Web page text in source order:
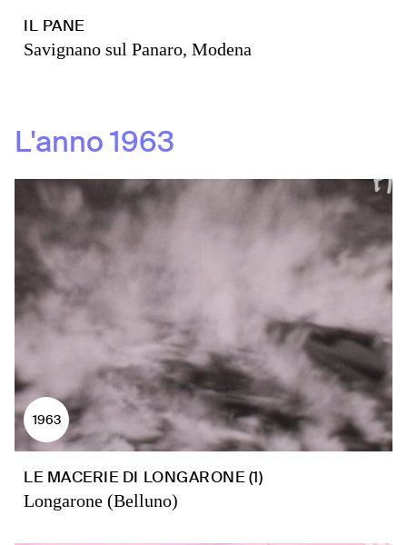
IL PANE
Savignano sul Panaro, Modena
L'anno1963
1963
LE MACERIE DI LONGARONE (1)
Longarone (Belluno)